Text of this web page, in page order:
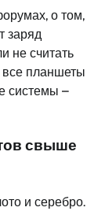
о том,
заряд
не считать
все планшеты
системы –
свыше
и серебро.